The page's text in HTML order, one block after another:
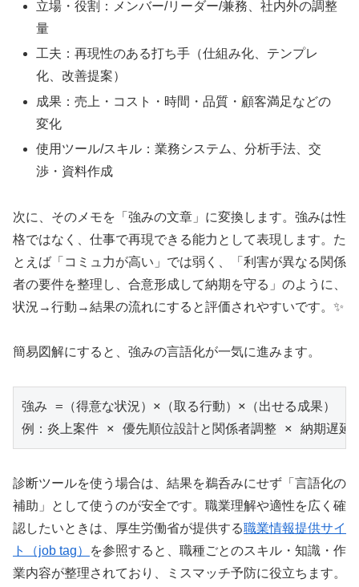
立場・役割：メンバー/リーダー/兼務、社内外の調整
量
工夫：再現性のある打ち手（仕組み化、テンプレ
化、改善提案）
成果：売上・コスト・時間・品質・顧客満足などの
変化
使用ツール/スキル：業務システム、分析手法、交
渉・資料作成
次に、そのメモを「強みの文章」に変換します。強みは性
格ではなく、仕事で再現できる能力として表現します。た
とえば「コミュ力が高い」では弱く、「利害が異なる関係
者の要件を整理し、合意形成して納期を守る」のように、
状況→行動→結果の流れにすると評価されやすいです。✨
簡易図解にすると、強みの言語化が一気に進みます。
強み =（得意な状況）×（取る行動）×（出せる成果）
例：炎上案件 × 優先順位設計と関係者調整 × 納期遅延
診断ツールを使う場合は、結果を鵜呑みにせず「言語化の
補助」として使うのが安全です。職業理解や適性を広く確
認したいときは、厚生労働省が提供する職業情報提供サイ
ト（job tag）
を参照すると、職種ごとのスキル・知識・作
業内容が整理されており、ミスマッチ予防に役立ちます。